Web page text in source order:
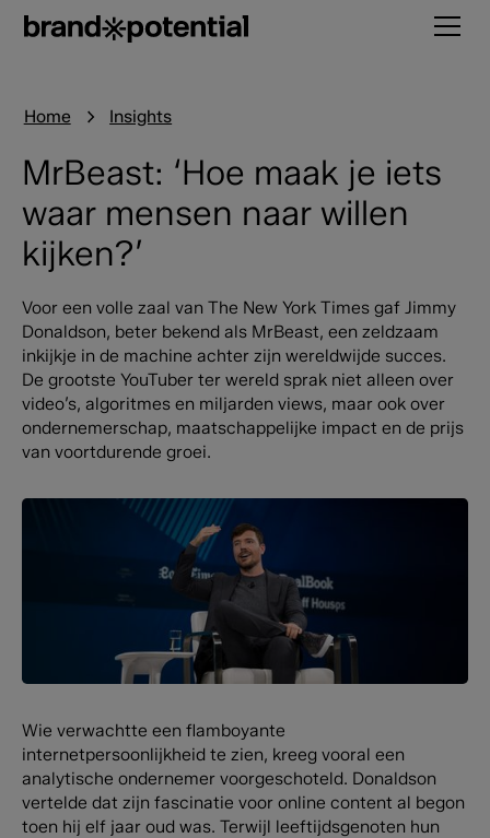
Home Insights
MrBeast: ‘Hoe maak je iets
waar mensen naar willen
kijken?’
Voor een volle zaal van The New York Times gaf Jimmy
Donaldson, beter bekend als MrBeast, een zeldzaam
inkijkje in de machine achter zijn wereldwijde succes.
De grootste YouTuber ter wereld sprak niet alleen over
video’s, algoritmes en miljarden views, maar ook over
ondernemerschap, maatschappelijke impact en de prijs
van voortdurende groei.
Wie verwachtte een flamboyante
internetpersoonlijkheid te zien, kreeg vooral een
analytische ondernemer voorgeschoteld. Donaldson
vertelde dat zijn fascinatie voor online content al begon
toen hij elf jaar oud was. Terwijl leeftijdsgenoten hun